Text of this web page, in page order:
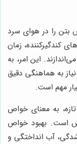
بتن را در هوای سرد
کندگیرکننده، زمان
این امر، به
به هماهنگی دقیق
مهم است.
به معنای خواص
است. بهبود خواص
آب انداختگی و